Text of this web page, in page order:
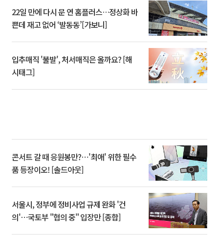
22일 만에 다시 문 연 홈플러스…정상화 바
쁜데 재고 없어 ‘발동동’[가보니]
입추매직 '불발', 처서매직은 올까요? [해
시태그]
콘서트 갈 때 응원봉만?⋯'최애' 위한 필수
품 등장이오! [솔드아웃]
서울시, 정부에 정비사업 규제 완화 '건
의'⋯국토부 "협의 중" 입장만 [종합]